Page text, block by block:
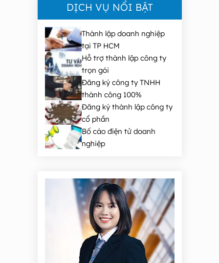
DỊCH VỤ NỔI BẬT
Thành lập doanh nghiệp
tại TP HCM
Hỗ trợ thành lập công ty
trọn gói
Đăng ký công ty TNHH
thành công 100%
Đăng ký thành lập công ty
cổ phần
Bố cáo điện tử doanh
nghiệp